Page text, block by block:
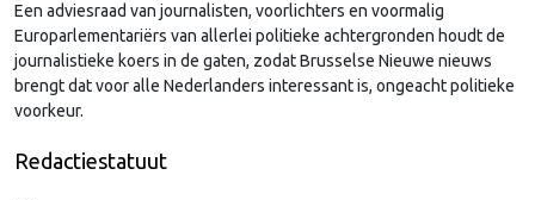
Continued
Een adviesraad van journalisten, voorlichters en voormalig
Europarlementariërs van allerlei politieke achtergronden houdt de
journalistieke koers in de gaten, zodat Brusselse Nieuwe nieuws
brengt dat voor alle Nederlanders interessant is, ongeacht politieke
voorkeur.
Redactiestatuut